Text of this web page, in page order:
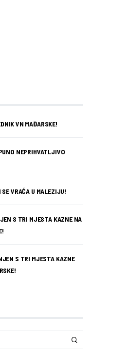
VN MAĐARSKE!
NEPRIHVATLJIVO
SE VRAĆA U MALEZIJU!
S TRI MJESTA KAZNE NA
S TRI MJESTA KAZNE